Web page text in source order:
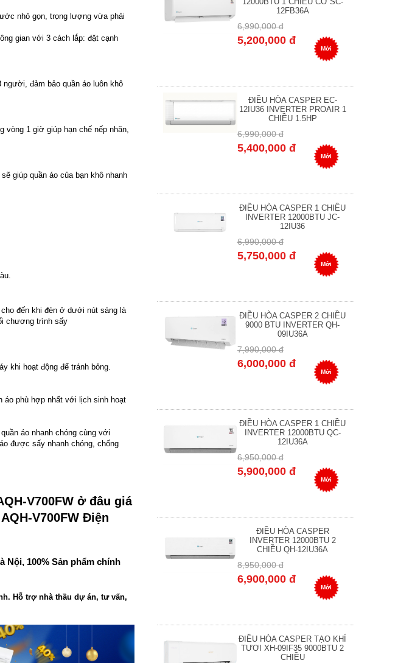
nhỏ gọn, trọng lượng vừa phải
gian với 3 cách lắp: đặt cạnh
đảm bảo quần áo luôn khô
vòng 1 giờ giúp hạn chế nếp nhăn,
giúp quần áo của bạn khô nhanh
đến khi đèn ở dưới nút sáng là
chương trình sấy
khi hoạt động để tránh bỏng.
áo phù hợp nhất với lịch sinh hoạt
áo nhanh chóng cùng với
được sấy nhanh chóng, chống
V700FW ở đâu giá
V700FW Điện
Nội, 100% Sản phẩm chính
Hỗ trợ nhà thầu dự án, tư vấn,
12FB36A
6,990,000 đ
5,200,000 đ
Mới
ĐIỀU HÒA CASPER EC-
12IU36 INVERTER PROAIR 1
CHIỀU 1.5HP
6,990,000 đ
5,400,000 đ
Mới
ĐIỀU HÒA CASPER 1 CHIỀU
INVERTER 12000BTU JC-
12IU36
6,990,000 đ
5,750,000 đ
Mới
ĐIỀU HÒA CASPER 2 CHIỀU
9000 BTU INVERTER QH-
09IU36A
7,990,000 đ
6,000,000 đ
Mới
ĐIỀU HÒA CASPER 1 CHIỀU
INVERTER 12000BTU QC-
12IU36A
6,950,000 đ
5,900,000 đ
Mới
ĐIỀU HÒA CASPER
INVERTER 12000BTU 2
CHIỀU QH-12IU36A
8,950,000 đ
6,900,000 đ
Mới
ĐIỀU HÒA CASPER TẠO KHÍ
TƯƠI XH-09IF35 9000BTU 2
CHIỀU